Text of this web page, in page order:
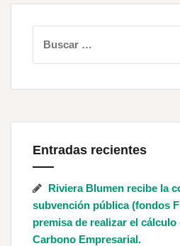
Entradas recientes
Riviera Blumen recibe la
subvención pública (fondos
premisa de realizar el cálculo
Carbono Empresarial.